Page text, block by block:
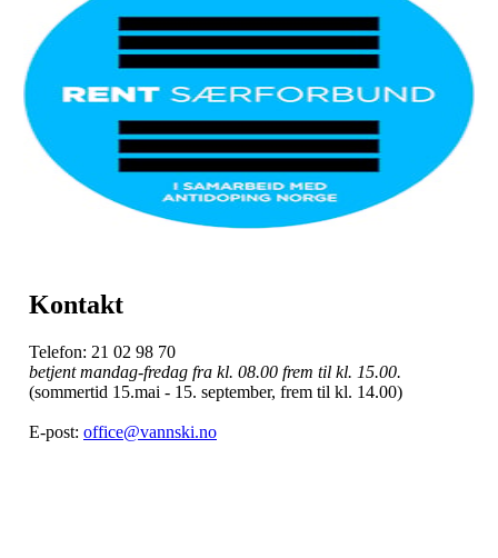
Kontakt
Telefon: 21 02 98 70
betjent mandag-fredag fra kl. 08.00 frem til kl. 15.00.
(sommertid 15.mai - 15. september, frem til kl. 14.00)
E-post: office@vannski.no